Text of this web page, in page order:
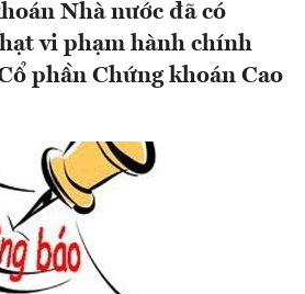
Nhà nước đã có
vi phạm hành chính
phần Chứng khoán Cao